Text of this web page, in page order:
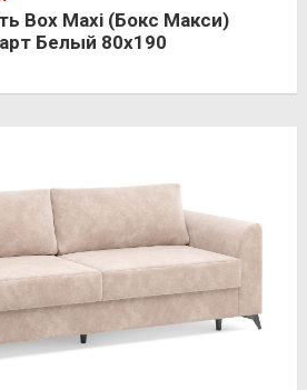
Box Maxi (Бокс Макси)
Белый 80х190